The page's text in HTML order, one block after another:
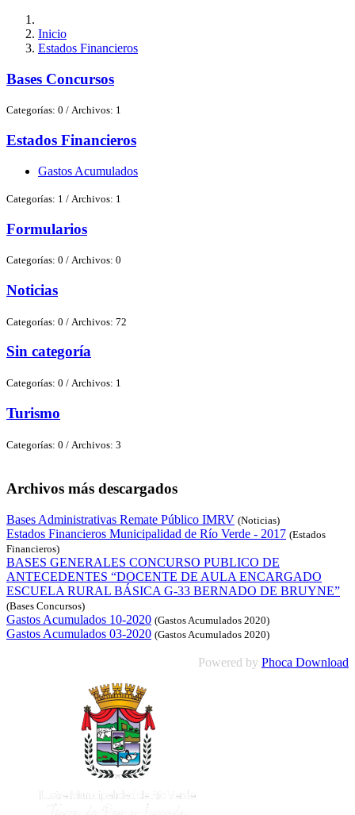
Inicio
Estados Financieros
Bases Concursos
Categorías: 0 / Archivos: 1
Estados Financieros
Gastos Acumulados
Categorías: 1 / Archivos: 1
Formularios
Categorías: 0 / Archivos: 0
Noticias
Categorías: 0 / Archivos: 72
Sin categoría
Categorías: 0 / Archivos: 1
Turismo
Categorías: 0 / Archivos: 3
Archivos más descargados
Bases Administrativas Remate Público IMRV (Noticias)
Estados Financieros Municipalidad de Río Verde - 2017 (Estados
Financieros)
BASES GENERALES CONCURSO PUBLICO DE
ANTECEDENTES “DOCENTE DE AULA ENCARGADO
ESCUELA RURAL BÁSICA G-33 BERNADO DE BRUYNE”
(Bases Concursos)
Gastos Acumulados 10-2020 (Gastos Acumulados 2020)
Gastos Acumulados 03-2020 (Gastos Acumulados 2020)
Powered by Phoca Download